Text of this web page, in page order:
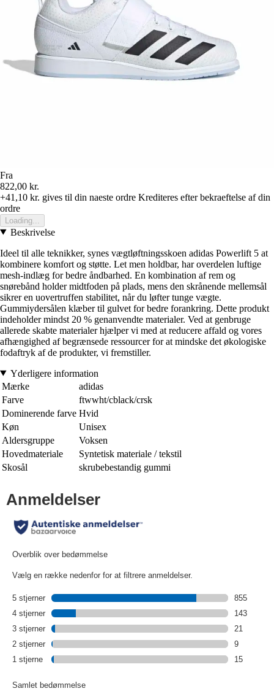
Fra
822,00 kr.
+41,10 kr. gives til din naeste ordre Krediteres efter bekraeftelse af din
ordre
Loading...
Beskrivelse
Ideel til alle teknikker, synes vægtløftningsskoen adidas Powerlift 5 at
kombinere komfort og støtte. Let men holdbar, har overdelen luftige
mesh-indlæg for bedre åndbarhed. En kombination af rem og
snørebånd holder midtfoden på plads, mens den skrånende mellemsål
sikrer en uovertruffen stabilitet, når du løfter tunge vægte.
Gummiydersålen klæber til gulvet for bedre forankring. Dette produkt
indeholder mindst 20 % genanvendte materialer. Ved at genbruge
allerede skabte materialer hjælper vi med at reducere affald og vores
afhængighed af begrænsede ressourcer for at mindske det økologiske
fodaftryk af de produkter, vi fremstiller.
Yderligere information
Mærke
adidas
Farve
ftwwht/cblack/crsk
Dominerende farve Hvid
Køn
Unisex
Aldersgruppe
Voksen
Hovedmateriale
Syntetisk materiale / tekstil
Skosål
skrubebestandig gummi